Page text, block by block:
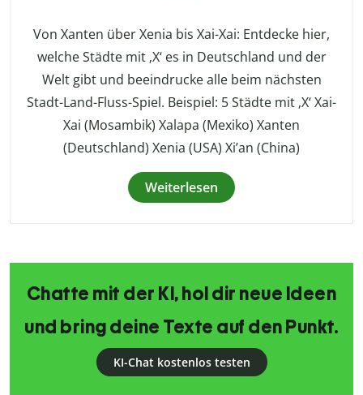
Von Xanten über Xenia bis Xai-Xai: Entdecke hier,
welche Städte mit ‚X‘ es in Deutschland und der
Welt gibt und beeindrucke alle beim nächsten
Stadt-Land-Fluss-Spiel. Beispiel: 5 Städte mit ‚X‘ Xai-
Xai (Mosambik) Xalapa (Mexiko) Xanten
(Deutschland) Xenia (USA) Xi’an (China)
Weiterlesen
Chatte mit der KI, hol dir neue Ideen
und bring deine Texte auf den Punkt.
KI-Chat kostenlos testen